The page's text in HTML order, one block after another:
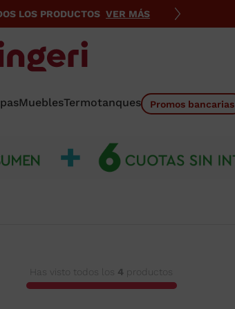
LOS PRODUCTOS VER MÁS
MueblesTermotanques Promos bancarias
Has visto todos los 4 productos